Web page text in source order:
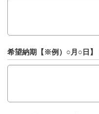
希望納期【※例）○月○日】